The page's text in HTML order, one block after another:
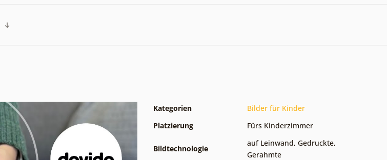
Kategorien
Bilder für Kinder
Platzierung
Fürs Kinderzimmer
Bildtechnologie
auf Leinwand, Gedruckte,
Gerahmte